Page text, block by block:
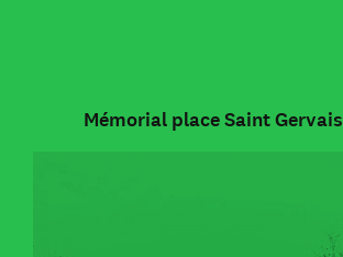
Mémorial place Saint Gervais